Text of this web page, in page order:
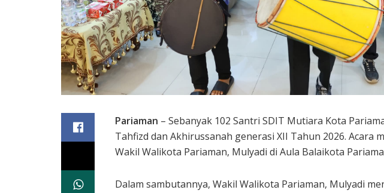
Pariaman – Sebanyak 102 Santri SDIT Mutiara Kota
Tahfizd dan Akhirussanah generasi XII Tahun 2026. Acara
Wakil Walikota Pariaman, Mulyadi di Aula Balaikota
Dalam sambutannya, Wakil Walikota Pariaman, Mulyadi